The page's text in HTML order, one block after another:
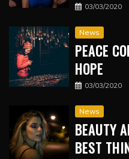
03/03/2020
News
PEACE
HOPE
03/03/2020
News
BEAUTY
BEST